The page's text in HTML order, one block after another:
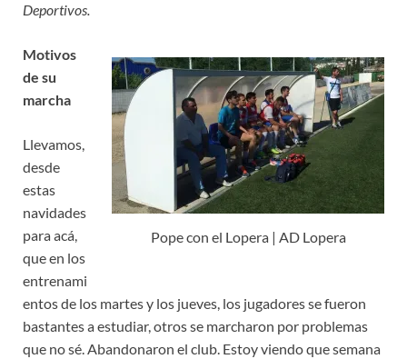
Deportivos.
Pope con el Lopera | AD Lopera
Motivos
de su
marcha
Llevamos,
desde
estas
navidades
para acá,
que en los
entrenami
entos de los martes y los jueves, los jugadores se fueron
bastantes a estudiar, otros se marcharon por problemas
que no sé. Abandonaron el club. Estoy viendo que semana